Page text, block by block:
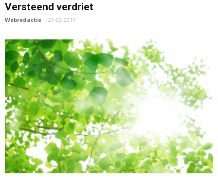
Versteend verdriet
Webredactie - 21-02-2017